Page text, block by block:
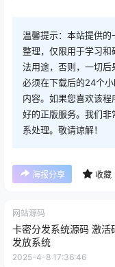
温馨提示：本站提供
整理，仅限用于学习
法用途，否则，一切后
必须在下载后的24个
内容。如果您喜欢该
好的正版服务。我们
系处理。敬请谅解！
海报分享 收藏
网站源码
卡密分发系统源码 激活
发放系统
2025-4-8 17:36:46